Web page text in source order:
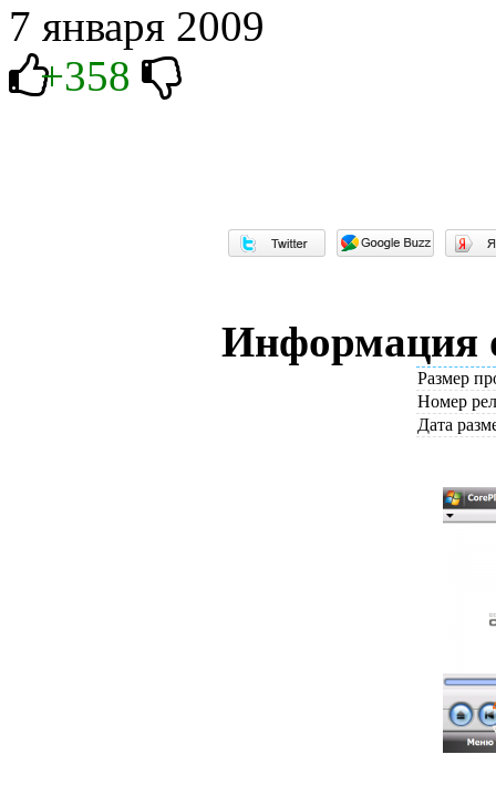
7 января 2009
+358
Информация
Размер
Номер
Дата